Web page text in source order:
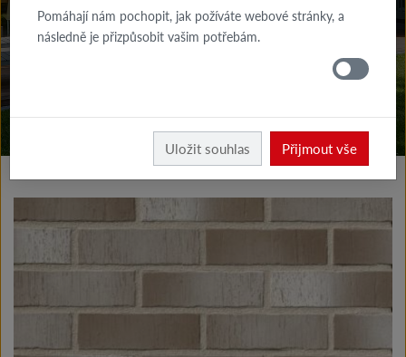
KDE
Vyrobky fasáda Klinkerové a lícové pásky typ I
Pomáhají nám pochopit, jak požíváte webové stránky, a
následně je přizpůsobit vašim potřebám.
Uložit souhlas Přijmout vše